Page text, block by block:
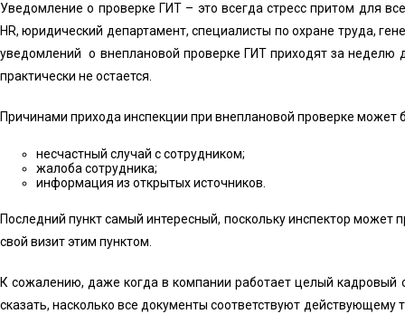
Уведомление о проверке ГИТ – это всегда стресс притом для
HR, юридический департамент, специалисты по охране труда,
уведомлений о внеплановой проверке ГИТ приходят за неделю
практически не остается.
Причинами прихода инспекции при внеплановой проверке может
несчастный случай с сотрудником;
жалоба сотрудника;
информация из открытых источников.
Последний пункт самый интересный, поскольку инспектор
свой визит этим пунктом.
К сожалению, даже когда в компании работает целый кадровый
сказать, насколько все документы соответствуют действующему